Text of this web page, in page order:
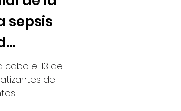
sepsis
cabo el 13 de
de